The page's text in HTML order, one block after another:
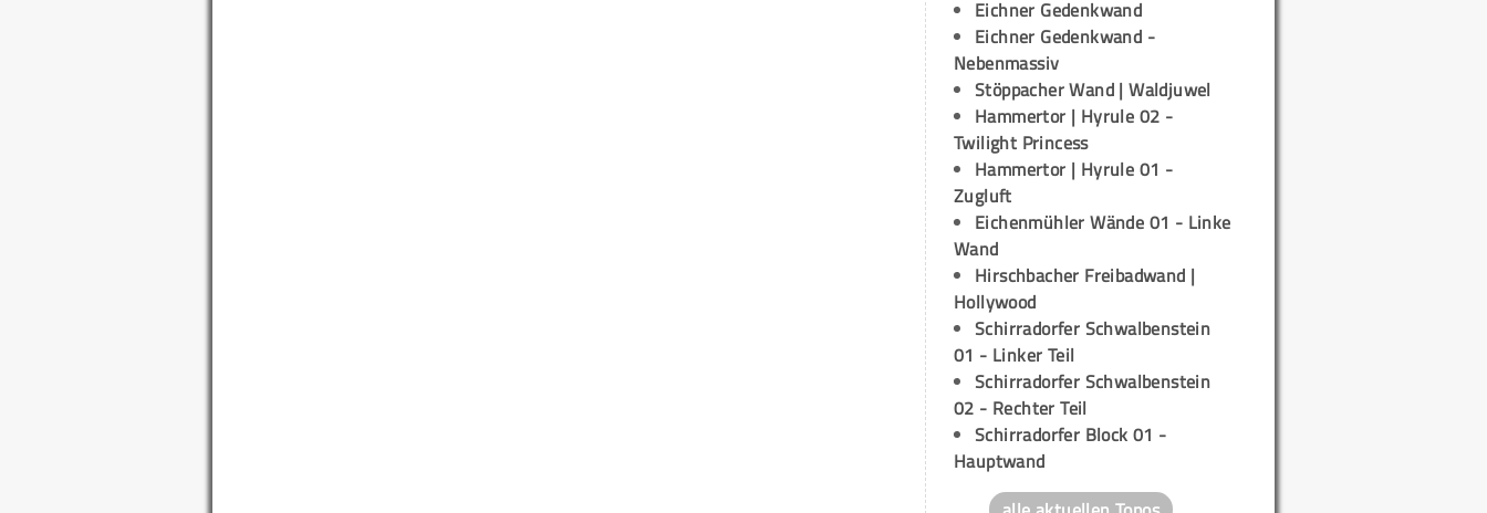
Eichner Gedenkwand
Eichner Gedenkwand -
Nebenmassiv
Stöppacher Wand | Waldjuwel
Hammertor | Hyrule 02 -
Twilight Princess
Hammertor | Hyrule 01 -
Zugluft
Eichenmühler Wände 01 - Linke
Wand
Hirschbacher Freibadwand |
Hollywood
Schirradorfer Schwalbenstein
01 - Linker Teil
Schirradorfer Schwalbenstein
02 - Rechter Teil
Schirradorfer Block 01 -
Hauptwand